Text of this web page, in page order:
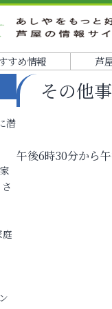
すめ情報 芦
その他
午後6時30分から
潜